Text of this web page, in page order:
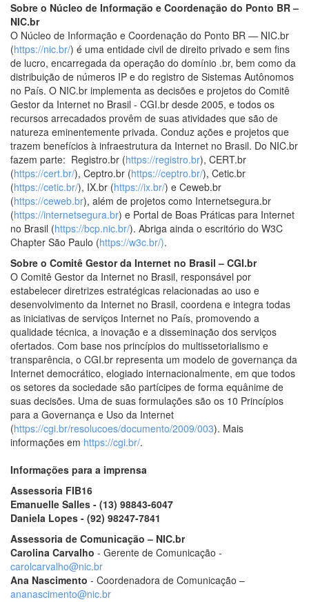
Sobre o Núcleo de Informação e Coordenação do Ponto BR –
NIC.br
O Núcleo de Informação e Coordenação do Ponto BR — NIC.br
(https://nic.br/) é uma entidade civil de direito privado e sem fins
de lucro, encarregada da operação do domínio .br, bem como da
distribuição de números IP e do registro de Sistemas Autônomos
no País. O NIC.br implementa as decisões e projetos do Comitê
Gestor da Internet no Brasil - CGI.br desde 2005, e todos os
recursos arrecadados provêm de suas atividades que são de
natureza eminentemente privada. Conduz ações e projetos que
trazem benefícios à infraestrutura da Internet no Brasil. Do NIC.br
fazem parte: Registro.br (https://registro.br), CERT.br
(https://cert.br/), Ceptro.br (https://ceptro.br/), Cetic.br
(https://cetic.br/), IX.br (https://ix.br/) e Ceweb.br
(https://ceweb.br), além de projetos como Internetsegura.br
(https://internetsegura.br) e Portal de Boas Práticas para Internet
no Brasil (https://bcp.nic.br/). Abriga ainda o escritório do W3C
Chapter São Paulo (https://w3c.br/).
Sobre o Comitê Gestor da Internet no Brasil – CGI.br
O Comitê Gestor da Internet no Brasil, responsável por
estabelecer diretrizes estratégicas relacionadas ao uso e
desenvolvimento da Internet no Brasil, coordena e integra todas
as iniciativas de serviços Internet no País, promovendo a
qualidade técnica, a inovação e a disseminação dos serviços
ofertados. Com base nos princípios do multissetorialismo e
transparência, o CGI.br representa um modelo de governança da
Internet democrático, elogiado internacionalmente, em que todos
os setores da sociedade são partícipes de forma equânime de
suas decisões. Uma de suas formulações são os 10 Princípios
para a Governança e Uso da Internet
(https://cgi.br/resolucoes/documento/2009/003). Mais
informações em https://cgi.br/.
Informações para a imprensa
Assessoria FIB16
Emanuelle Salles - (13) 98843-6047
Daniela Lopes - (92) 98247-7841
Assessoria de Comunicação – NIC.br
Carolina Carvalho - Gerente de Comunicação -
carolcarvalho@nic.br
Ana Nascimento - Coordenadora de Comunicação –
ananascimento@nic.br